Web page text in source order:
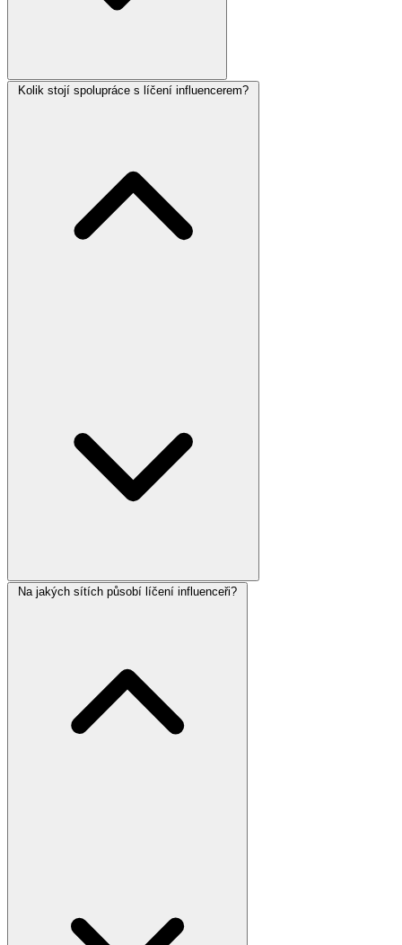
Kolik stojí spolupráce s líčení influencerem?
Na jakých sítích působí líčení influenceři?